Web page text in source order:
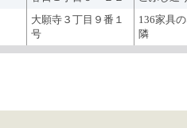
大願寺３丁目９番１
号
136家具
隣